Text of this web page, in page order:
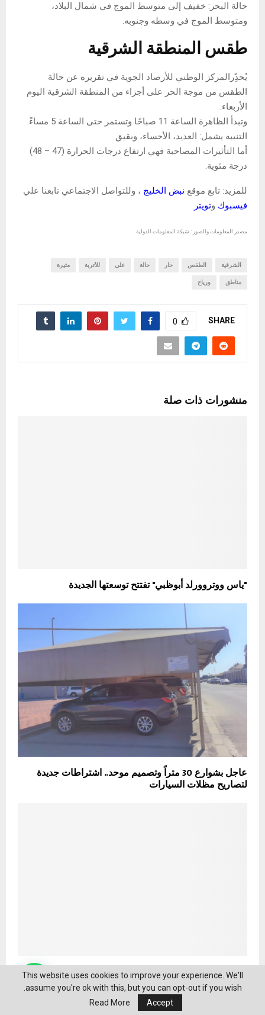
حالة البحر: خفيف إلى متوسط ​​الموج في شمال البلاد،
ومتوسط ​​الموج في وسطه وجنوبه.
طقس المنطقة الشرقية
يُحذًِر المركز الوطني للأرصاد الجوية في تقريره عن حالة
الطقس من موجة الحر على أجزاء من المنطقة الشرقية اليوم
الأربعاء.
وتبدأ الظاهرة الساعة 11 صباحًا وتستمر حتى الساعة 5 مساءً
.
التنبيه يشمل: العديد، الأحساء، وبقيق
أما التأثيرات المصاحبة فهي ارتفاع درجات الحرارة (47 – 48)
درجة مئوية.
للمزيد: تابع موقع نبض الخليج ، وللتواصل الاجتماعي تابعنا علي
فيسبوك وتويتر
مصدر المعلومات والصور : شبكة المعلومات الدولية
الشرقية الطقس حار حالة على للأتربة مثيرة
مناطق ورياح
SHARE
0
منشورات ذات صلة
"ياس ووتروورلد أبوظبي" تفتتح توسعتها الجديدة
عاجل بشوارع 30 متراً وتصميم موحد.. اشتراطات جديدة
لتصاريح مظلات السيارات
بيان الجابر وباسندوة ودلالاته السياسية
This website uses cookies to improve your experience. We'll
assume you're ok with this, but you can opt-out if you wish.
Accept
Read More